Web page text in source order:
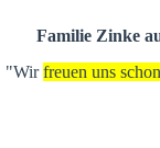
Familie Zinke
"Wirfreuen uns